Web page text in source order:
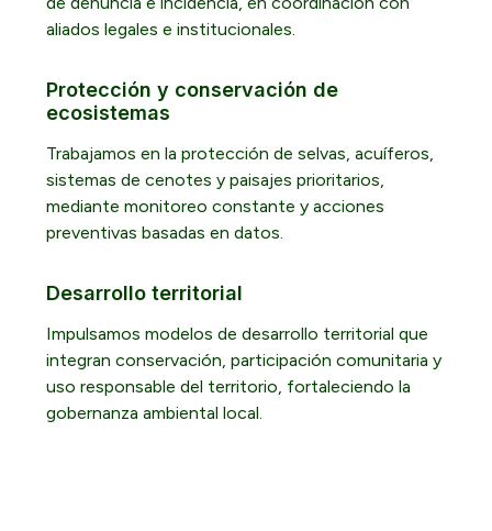
aliados legales e institucionales.
Protección y conservación de
ecosistemas
Trabajamos en la protección de selvas, acuíferos,
sistemas de cenotes y paisajes prioritarios,
mediante monitoreo constante y acciones
preventivas basadas en datos.
Desarrollo territorial
Impulsamos modelos de desarrollo territorial que
integran conservación, participación comunitaria y
uso responsable del territorio, fortaleciendo la
gobernanza ambiental local.